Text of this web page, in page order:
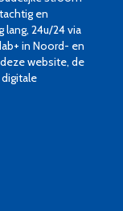
en
lang, 24u/24 via
in Noord- en
website, de
digitale